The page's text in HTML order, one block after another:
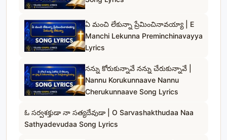
ఏ మంచి లేకున్నా ప్రేమించినావయ్యా | E
Manchi Lekunna Preminchinavayya
Lyrics
నన్ను కోరుకున్నావే నన్ను చేరుకున్నావే |
Nannu Korukunnaave Nannu
Cherukunnaave Song Lyrics
ఓ సర్వశక్తుడా నా సత్యదేవుడా | O Sarvashakthudaa Naa
Sathyadevudaa Song Lyrics